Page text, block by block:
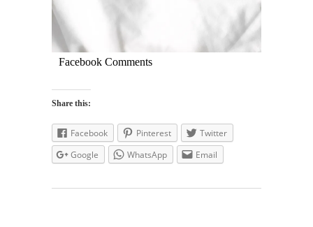
Facebook Comments
Share this:
Facebook Pinterest
Twitter
Google
WhatsApp Email